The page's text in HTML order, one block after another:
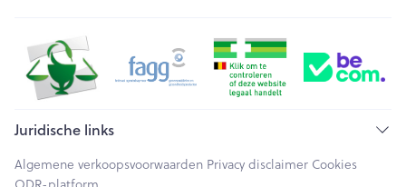
Juridische links
Algemene verkoopsvoorwaarden Privacy disclaimer Cookies